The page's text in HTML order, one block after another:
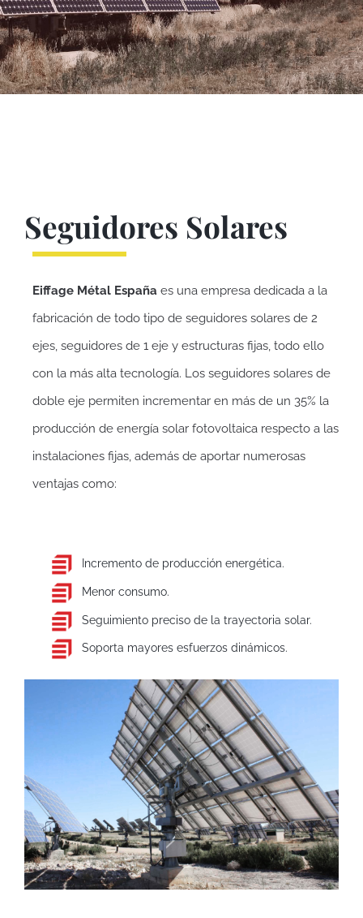
Seguidores Solares
Eiffage Métal España es una empresa dedicada a la
fabricación de todo tipo de seguidores solares de 2
ejes, seguidores de 1 eje y estructuras fijas, todo ello
con la más alta tecnología. Los seguidores solares de
doble eje permiten incrementar en más de un 35% la
producción de energía solar fotovoltaica respecto a las
instalaciones fijas, además de aportar numerosas
ventajas como:
Incremento de producción energética.
Menor consumo.
Seguimiento preciso de la trayectoria solar.
Soporta mayores esfuerzos dinámicos.